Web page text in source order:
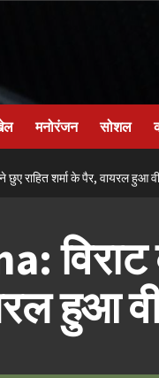
मनोरंजन सोशल
राहित शर्मा के पैर, वायरल हुआ
हुआ